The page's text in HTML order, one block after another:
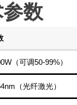
数
（可调50-99%）
（光纤激光）